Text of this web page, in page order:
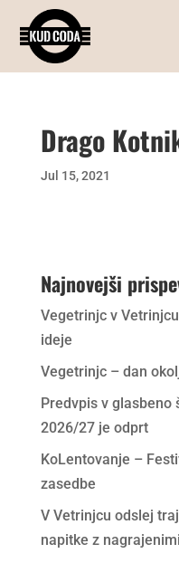
Drago
Jul 15, 2021
Najnovejši
Vegetrinjc v
ideje
Vegetrinjc – dan
Predvpis v glasbeno
2026/27 je odprt
KoLentovanje –
zasedbe
V Vetrinjcu odslej
napitke z